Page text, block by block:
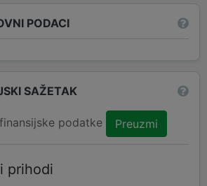
PODACI
SAŽETAK
podatke Preuzmi
prihodi